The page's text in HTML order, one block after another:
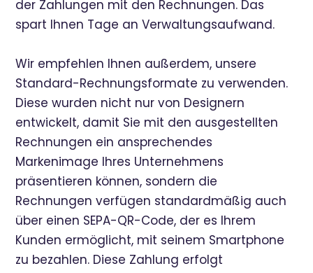
der Zahlungen mit den Rechnungen. Das
spart Ihnen Tage an Verwaltungsaufwand.
Wir empfehlen Ihnen außerdem, unsere
Standard-Rechnungsformate zu verwenden.
Diese wurden nicht nur von Designern
entwickelt, damit Sie mit den ausgestellten
Rechnungen ein ansprechendes
Markenimage Ihres Unternehmens
präsentieren können, sondern die
Rechnungen verfügen standardmäßig auch
über einen SEPA-QR-Code, der es Ihrem
Kunden ermöglicht, mit seinem Smartphone
zu bezahlen. Diese Zahlung erfolgt